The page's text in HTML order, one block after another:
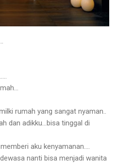
rumah yang sangat nyaman..
dan adikku...bisa tinggal di
aku kenyamanan....
nanti bisa menjadi wanita